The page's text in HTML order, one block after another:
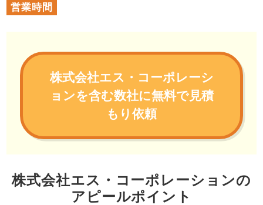
営業時間
株式会社エス・コーポレーシ
ョンを含む数社に無料で見積
もり依頼
株式会社エス・コーポレーションの
アピールポイント